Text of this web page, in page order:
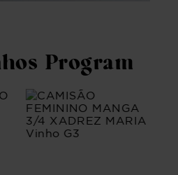
Program